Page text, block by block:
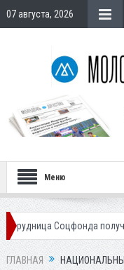
07 августа, 2026
Меню
получила срок за
ГЛАВНАЯ